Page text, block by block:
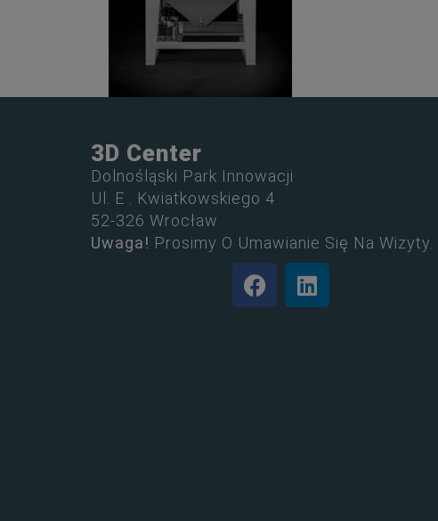
3D Center
Dolnośląski Park Innowacji
Ul. E . Kwiatkowskiego 4
52-326 Wrocław
Uwaga! Prosimy O Umawianie Się Na Wizyty.